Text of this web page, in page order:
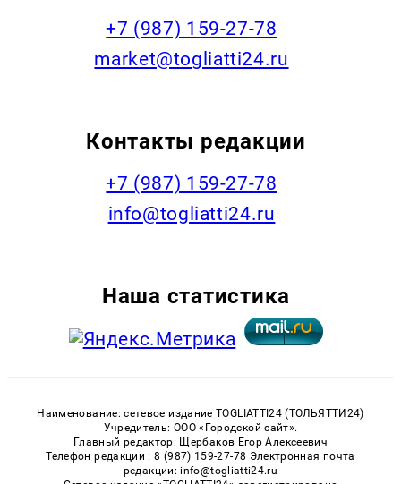
+7 (987) 159-27-78
market@togliatti24.ru
Контакты редакции
+7 (987) 159-27-78
info@togliatti24.ru
Наша статистика
Наименование: сетевое издание TOGLIATTI24 (ТОЛЬЯТТИ24)
Учредитель: ООО «Городской сайт».
Главный редактор: Щербаков Егор Алексеевич
Телефон редакции : 8 (987) 159-27-78 Электронная почта
редакции: info@togliatti24.ru